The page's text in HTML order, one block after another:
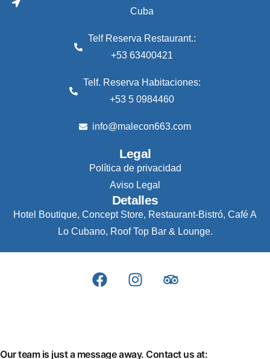
Cuba
Telf Reserva Restaurant.:
+53 63400421
Telf. Reserva Habitaciones:
+53 5 0984460
info@malecon663.com
Legal
Política de privacidad
Aviso Legal
Detalles
Hotel Boutique, Concept Store, Restaurant-Bistró, Café A
Lo Cubano, Roof Top Bar & Lounge.
Our team is just a message away. Contact us at: